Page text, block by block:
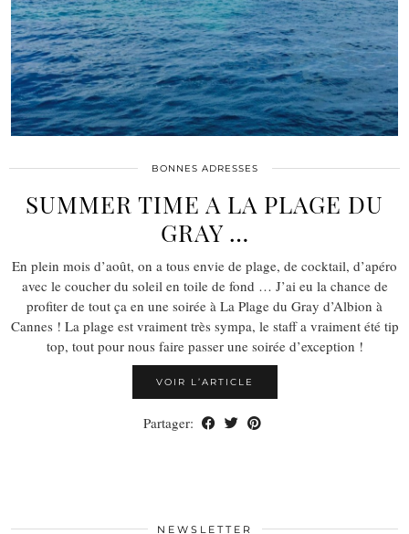
BONNES ADRESSES
SUMMER TIME A LA PLAGE DU
GRAY …
En plein mois d’août, on a tous envie de plage, de cocktail, d’apéro
avec le coucher du soleil en toile de fond … J’ai eu la chance de
profiter de tout ça en une soirée à La Plage du Gray d’Albion à
Cannes ! La plage est vraiment très sympa, le staff a vraiment été tip
top, tout pour nous faire passer une soirée d’exception !
VOIR L’ARTICLE
Partager:
NEWSLETTER